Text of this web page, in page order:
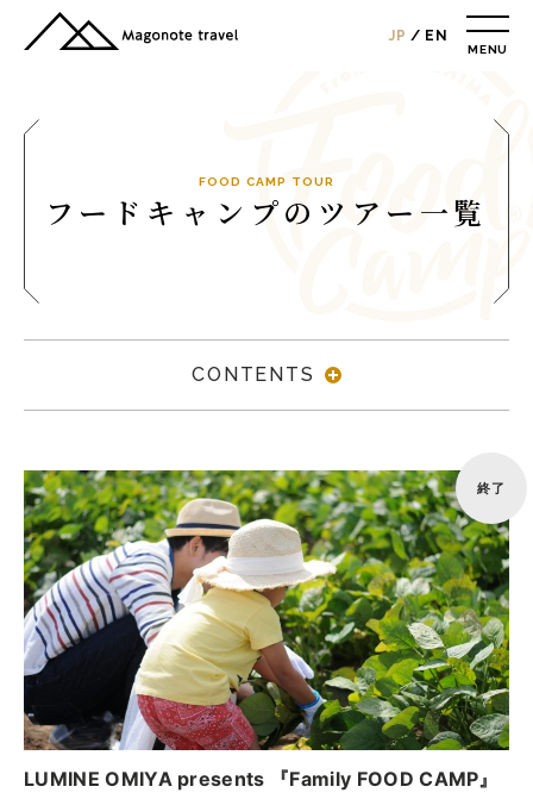
JP EN
MENU
リクルート情報
総合お問合せ
旅行条件書
孫の手トラベル
トップ
ツアー一覧
参加の流れ
お問合せ
フードキャンプ
トップ
FOOD CAMP TOUR
フードキャンプのツアー一覧
CONTENTS
終了
LUMINE OMIYA presents 『Family FOOD CAMP』